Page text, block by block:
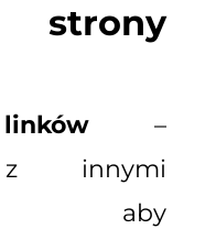
strony
–
z innymi
aby